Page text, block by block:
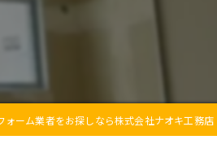
ォーム業者をお探しなら株式会社ナオキ工務店